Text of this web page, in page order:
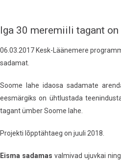
Iga 30 meremiili tagant on
06.03.2017 Kesk-Läänemere
sadamat.
Soome lahe idaosa sadamate
eesmärgiks on ühtlustada
tagant ümber Soome lahe.
Projekti lõpptähtaeg on juuli 2018.
Eisma sadamas valmivad ujuvkai